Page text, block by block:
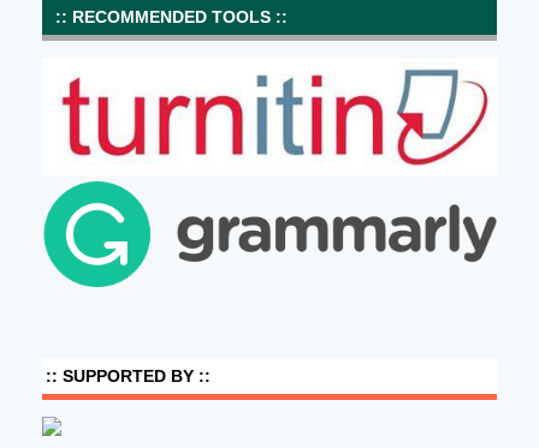
:: RECOMMENDED TOOLS ::
:: SUPPORTED BY ::